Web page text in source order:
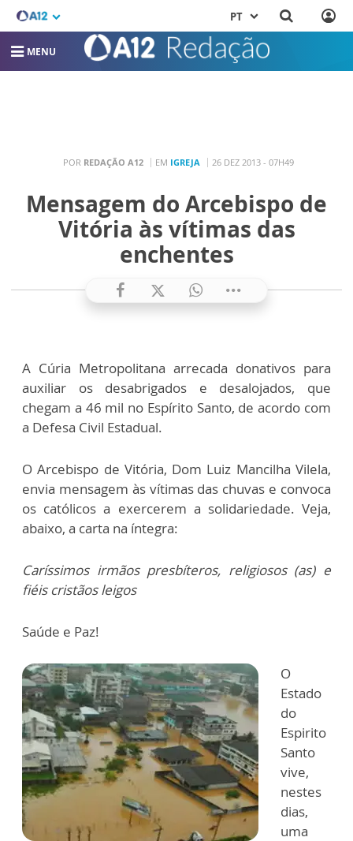
PT
MENU
POR REDAÇÃO A12 EM IGREJA 26 DEZ 2013 - 07H49
Mensagem do Arcebispo de
Vitória às vítimas das
enchentes
A Cúria Metropolitana arrecada donativos para
auxiliar os desabrigados e desalojados, que
chegam a 46 mil no Espírito Santo, de acordo com
a Defesa Civil Estadual.
O Arcebispo de Vitória, Dom Luiz Mancilha Vilela,
envia mensagem às vítimas das chuvas e convoca
os católicos a exercerem a solidariedade. Veja,
abaixo, a carta na íntegra:
Caríssimos irmãos presbíteros, religiosos (as) e
fiéis cristãos leigos
Saúde e Paz!
O
Estado
do
Espirito
Santo
vive,
nestes
dias,
uma